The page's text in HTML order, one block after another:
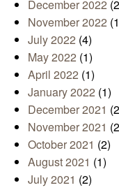
December 2022
November 2022
July 2022 (4)
May 2022 (1)
April 2022 (1)
January 2022 (1)
December 2021
November 2021
October 2021 (2)
August 2021 (1)
July 2021 (2)